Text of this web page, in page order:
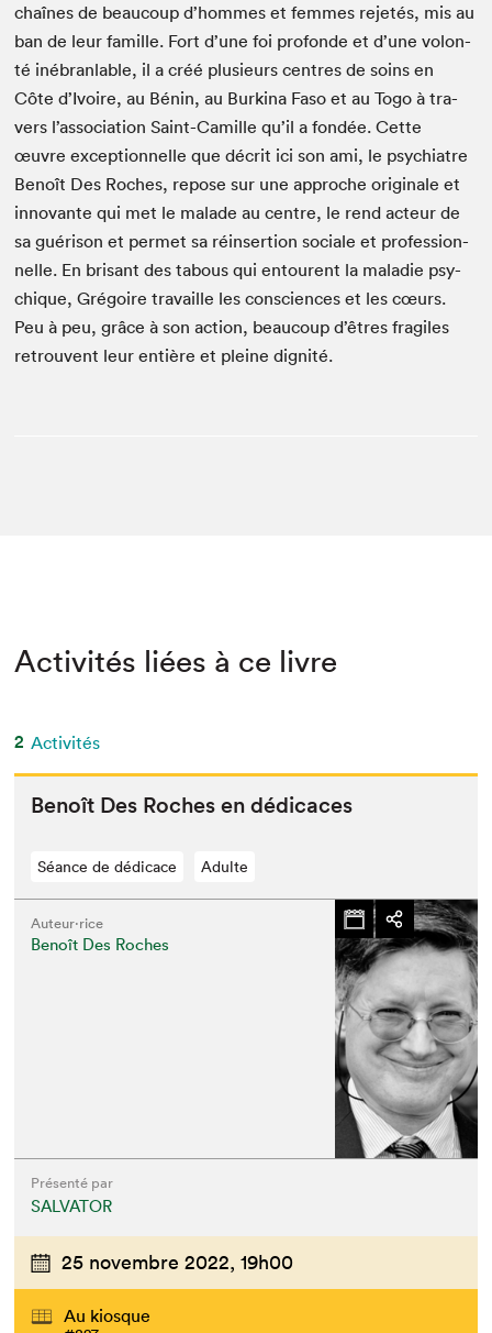
chaînes de beau­coup d’hommes et femmes rejetés, mis au
ban de leur famille. Fort d’une foi pro­fonde et d’une volon­
té inébran­lable, il a créé plusieurs cen­tres de soins en
Côte d’Ivoire, au Bénin, au Burk­i­na Faso et au Togo à tra­
vers l’as­so­ci­a­tion Saint-Camille qu’il a fondée. Cette
œuvre excep­tion­nelle que décrit ici son ami, le psy­chi­a­tre
Benoît Des Roches, repose sur une approche orig­i­nale et
inno­vante qui met le malade au cen­tre, le rend acteur de
sa guéri­son et per­met sa réin­ser­tion sociale et pro­fes­sion­
nelle. En brisant des tabous qui entourent la mal­adie psy­
chique, Gré­goire tra­vaille les con­sciences et les cœurs.
Peu à peu, grâce à son action, beau­coup d’êtres frag­iles
retrou­vent leur entière et pleine dignité.
Activités liées à ce livre
2 Activités
Benoît Des Roches en dédicaces
Séance de dédicace Adulte
Auteur·rice
Benoît Des Roches
Présenté par
SALVATOR
25 novembre 2022, 19h00
Au kiosque